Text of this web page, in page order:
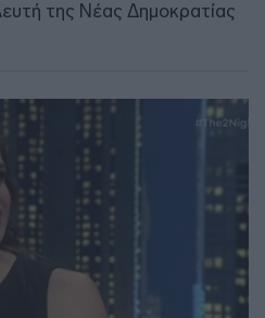
της Νέας Δημοκρατίας